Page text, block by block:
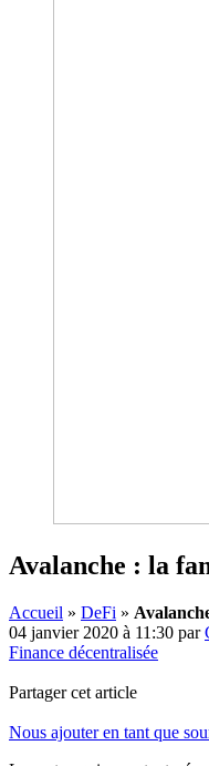
Avalanche : la
Accueil » DeFi »
04 janvier 2020 à 11:30 par
Finance décentralisée
Partager cet article
Nous ajouter en tant que